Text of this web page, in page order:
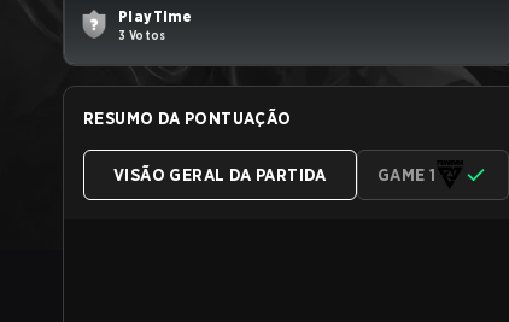
PlayTime
3 Votos
RESUMO DA PONTUAÇÃO
VISÃO GERAL DA PARTIDA GAME 1